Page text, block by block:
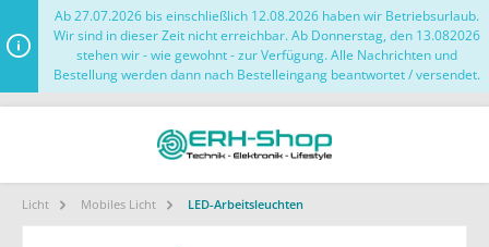
Ab 27.07.2026 bis einschließlich 12.08.2026 haben wir Betriebsurlaub.
Wir sind in dieser Zeit nicht erreichbar. Ab Donnerstag, den 13.082026
stehen wir - wie gewohnt - zur Verfügung. Alle Nachrichten und
Bestellung werden dann nach Bestelleingang beantwortet / versendet.
Licht Mobiles Licht LED-Arbeitsleuchten